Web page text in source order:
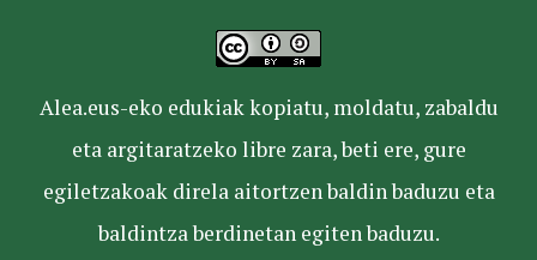
Alea.eus-eko edukiak kopiatu, moldatu, zabaldu
eta argitaratzeko libre zara, beti ere, gure
egiletzakoak direla aitortzen baldin baduzu eta
baldintza berdinetan egiten baduzu.